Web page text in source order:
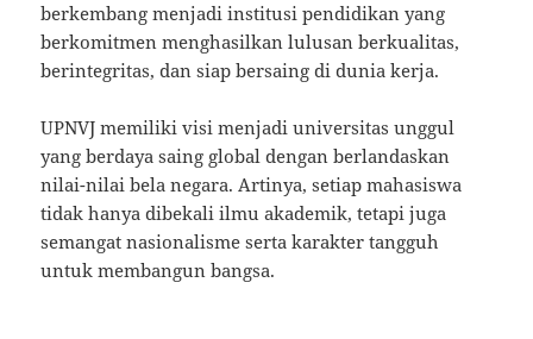
berkembang menjadi institusi pendidikan yang
berkomitmen menghasilkan lulusan berkualitas,
berintegritas, dan siap bersaing di dunia kerja.
UPNVJ memiliki visi menjadi universitas unggul
yang berdaya saing global dengan berlandaskan
nilai-nilai bela negara. Artinya, setiap mahasiswa
tidak hanya dibekali ilmu akademik, tetapi juga
semangat nasionalisme serta karakter tangguh
untuk membangun bangsa.